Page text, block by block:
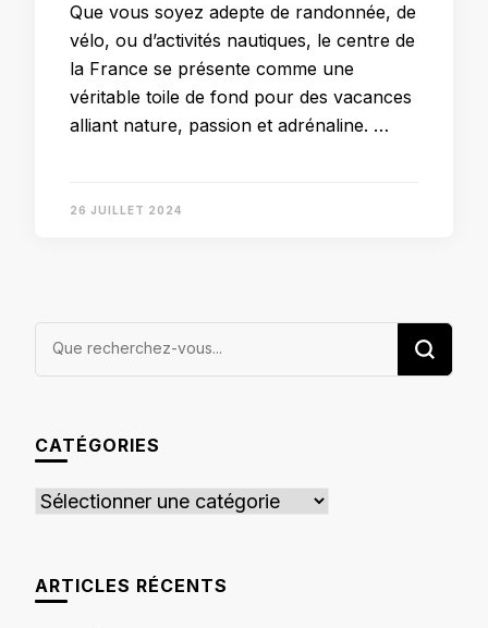
Que vous soyez adepte de randonnée, de
vélo, ou d’activités nautiques, le centre de
la France se présente comme une
véritable toile de fond pour des vacances
alliant nature, passion et adrénaline. …
26 JUILLET 2024
Vous
CATÉGORIES
Catégories
ARTICLES RÉCENTS